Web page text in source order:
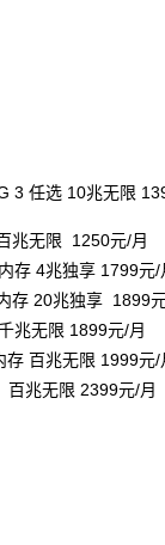
3 任选 10兆无限
无限 1250元/月
存 4兆独享 1799元/
存 20兆独享 1899
无限 1899元/月
百兆无限 1999元/
兆无限 2399元/月